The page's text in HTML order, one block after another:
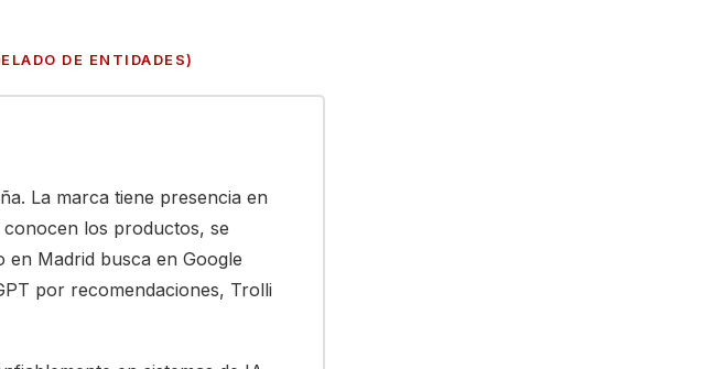
DE ENTIDADES)
La marca tiene presencia en
los productos, se
Madrid busca en Google
por recomendaciones, Trolli